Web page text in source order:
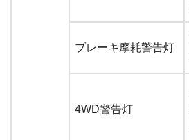
ブレーキ摩耗警告灯
4WD警告灯